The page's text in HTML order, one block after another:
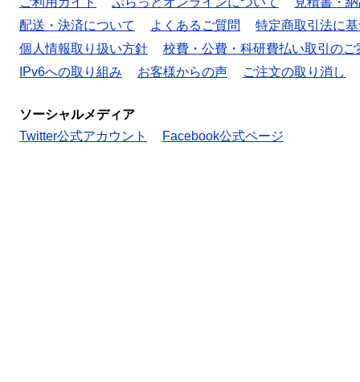
配送・決済について
よくあるご質問
特定商取引法に
個人情報取り扱い方針
校費・公費・科研費払い取引のご
IPv6への取り組み
お客様からの声 ご注文の取り消し
ソーシャルメディア
Twitter公式アカウント
Facebook公式ページ